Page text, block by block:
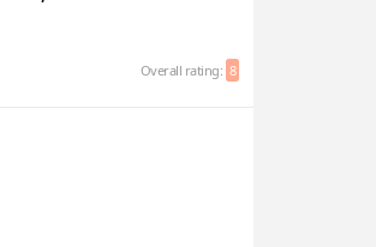
Overall rating: 8